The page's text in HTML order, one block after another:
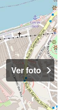
Ver foto